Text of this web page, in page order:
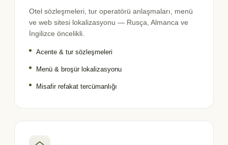
Otel sözleşmeleri, tur operatörü anlaşmaları, menü
ve web sitesi lokalizasyonu — Rusça, Almanca ve
İngilizce öncelikli.
Acente & tur sözleşmeleri
Menü & broşür lokalizasyonu
Misafir refakat tercümanlığı